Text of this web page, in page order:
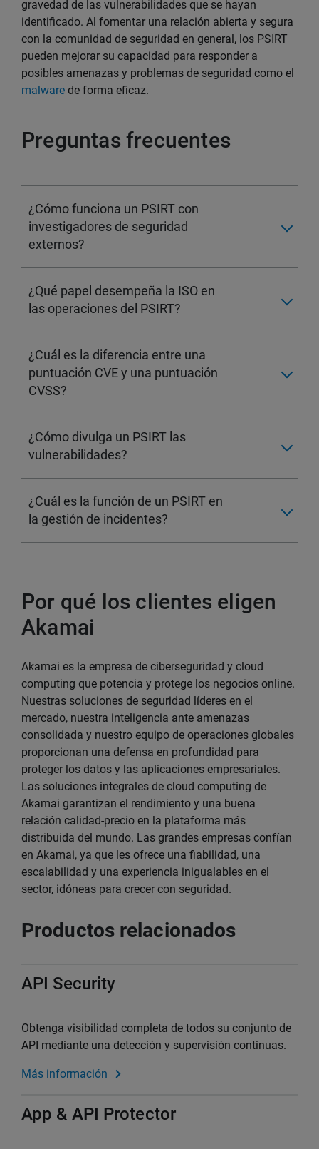
gravedad de las vulnerabilidades que se hayan
identificado. Al fomentar una relación abierta y segura
con la comunidad de seguridad en general, los PSIRT
pueden mejorar su capacidad para responder a
posibles amenazas y problemas de seguridad como el
malware de forma eficaz.
Preguntas frecuentes
¿Cómo funciona un PSIRT con
investigadores de seguridad
externos?
¿Qué papel desempeña la ISO en
las operaciones del PSIRT?
¿Cuál es la diferencia entre una
puntuación CVE y una puntuación
CVSS?
¿Cómo divulga un PSIRT las
vulnerabilidades?
¿Cuál es la función de un PSIRT en
la gestión de incidentes?
Por qué los clientes eligen
Akamai
Akamai es la empresa de ciberseguridad y cloud
computing que potencia y protege los negocios online.
Nuestras soluciones de seguridad líderes en el
mercado, nuestra inteligencia ante amenazas
consolidada y nuestro equipo de operaciones globales
proporcionan una defensa en profundidad para
proteger los datos y las aplicaciones empresariales.
Las soluciones integrales de cloud computing de
Akamai garantizan el rendimiento y una buena
relación calidad-precio en la plataforma más
distribuida del mundo. Las grandes empresas confían
en Akamai, ya que les ofrece una fiabilidad, una
escalabilidad y una experiencia inigualables en el
sector, idóneas para crecer con seguridad.
Productos relacionados
API Security
Obtenga visibilidad completa de todos su conjunto de
API mediante una detección y supervisión continuas.
Más información
App & API Protector